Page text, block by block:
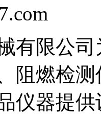
有限公
阻燃检
仪器提